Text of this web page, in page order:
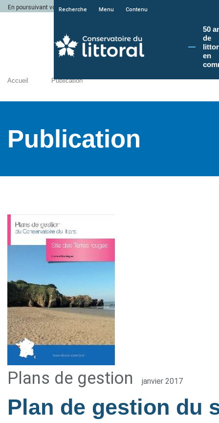
En poursuivant votre navigation sur le site du Conservatoire du littoral, vous
Recherche Menu Contenu
50
de
en
Accueil Publication
Publication
Plans de gestion janvier 2017
Plan de gestion du